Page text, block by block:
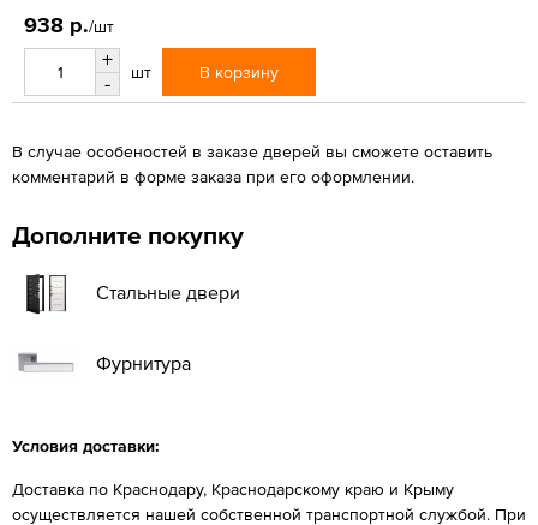
938 р./шт
+
-
шт В корзину
В случае особеностей в заказе дверей вы сможете оставить
комментарий в форме заказа при его оформлении.
Дополните покупку
Стальные двери
Фурнитура
Условия доставки:
Доставка по Краснодару, Краснодарскому краю и Крыму
осуществляется нашей собственной транспортной службой. При